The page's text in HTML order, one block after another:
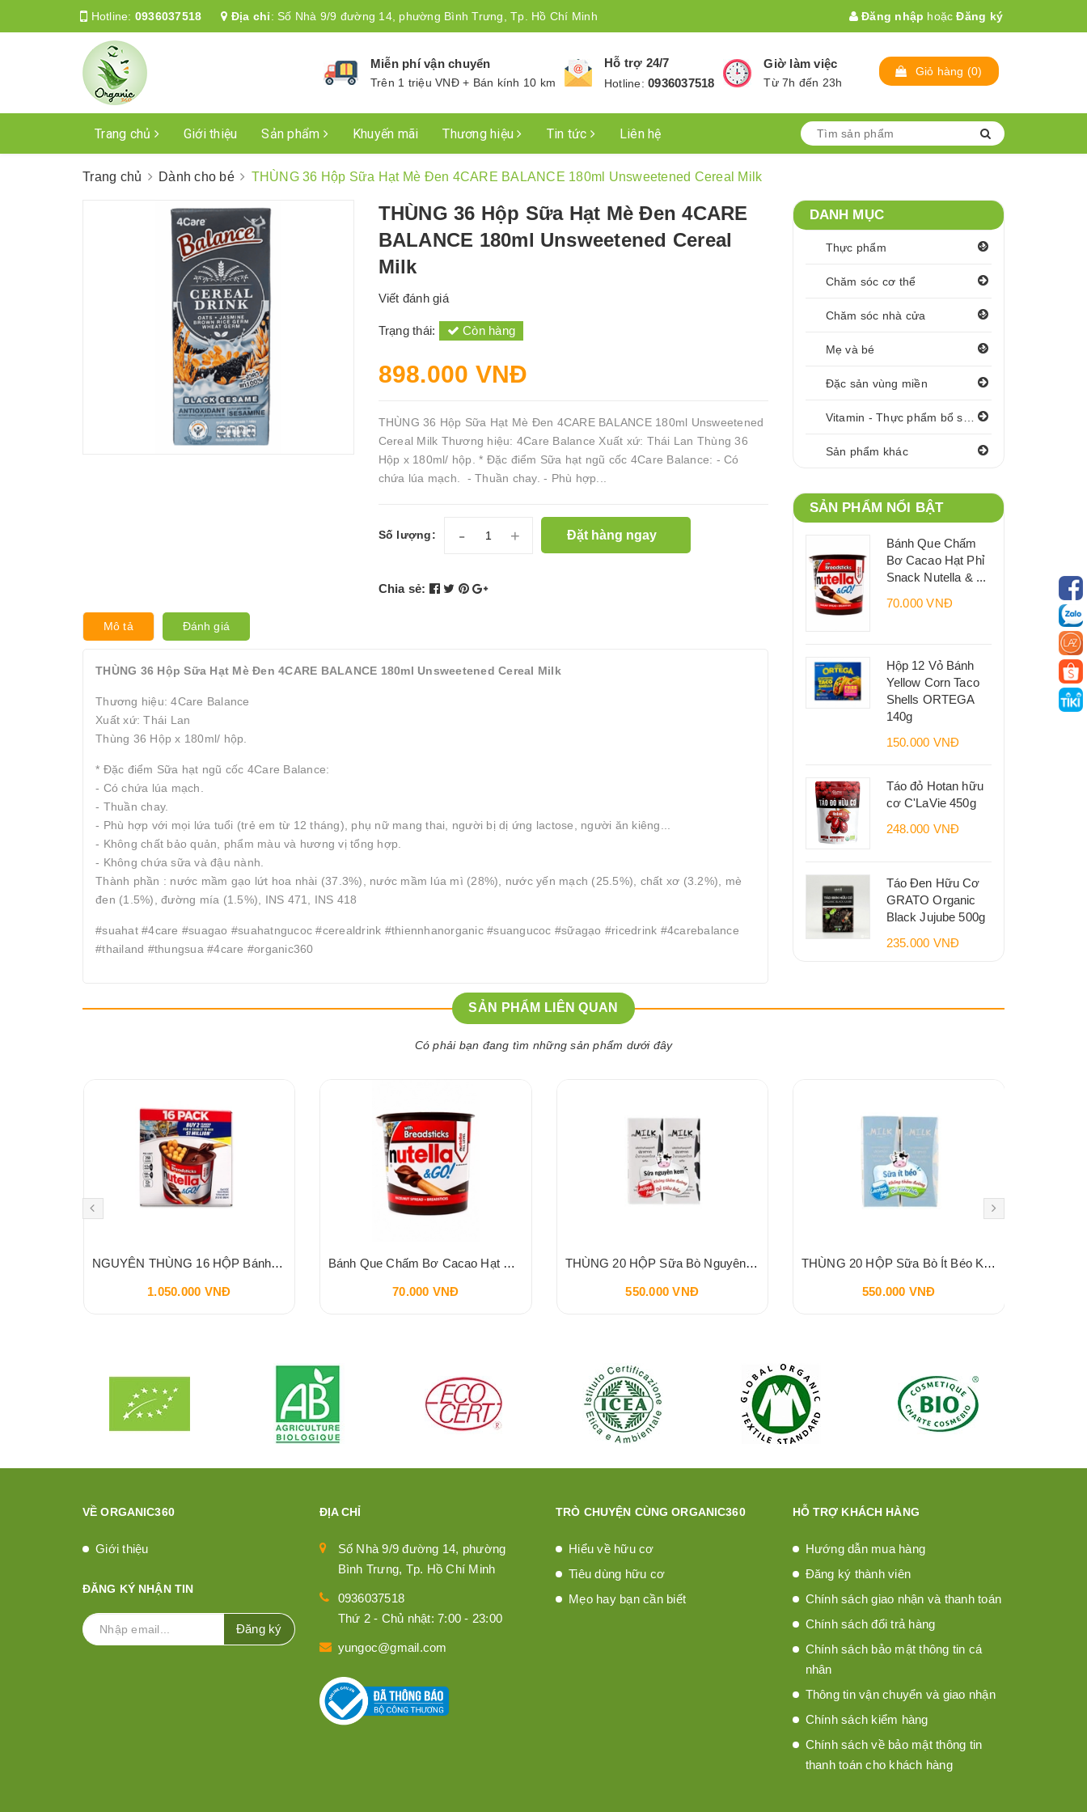
Hotline: 0936037518 Địa chỉ: Số Nhà 9/9 đường 14, phường Bình Trưng, Tp. Hồ Chí Minh Đăng nhập hoặc Đăng ký
Miễn phí vận chuyển
Trên 1 triệu VNĐ + Bán kính 10 km
Hỗ trợ 24/7
Hotline:0936037518
Giờ làm việc
Từ 7h đến 23h
Giỏ hàng (0)
Trang chủ Giới thiệu Sản phẩm Khuyến mãi Thương hiệu Tin tức Liên hệ
Trang chủ Dành cho bé THÙNG 36 Hộp Sữa Hạt Mè Đen 4CARE BALANCE 180ml Unsweetened Cereal Milk
THÙNG 36 Hộp Sữa Hạt Mè Đen 4CARE
BALANCE 180ml Unsweetened Cereal
Milk
Viết đánh giá
Trạng thái: Còn hàng
898.000 VNĐ
THÙNG 36 Hộp Sữa Hạt Mè Đen 4CARE BALANCE 180ml Unsweetened
Cereal Milk Thương hiệu: 4Care Balance Xuất xứ: Thái Lan Thùng 36
Hộp x 180ml/ hộp. * Đặc điểm Sữa hạt ngũ cốc 4Care Balance: - Có
chứa lúa mạch. - Thuần chay. - Phù hợp...
Số lượng: - + Đặt hàng ngay
Chia sẻ:
Mô tả Đánh giá
THÙNG 36 Hộp Sữa Hạt Mè Đen 4CARE BALANCE 180ml Unsweetened Cereal Milk
Thương hiệu: 4Care Balance
Xuất xứ: Thái Lan
Thùng 36 Hộp x 180ml/ hộp.
* Đặc điểm Sữa hạt ngũ cốc 4Care Balance:
- Có chứa lúa mạch.
- Thuần chay.
- Phù hợp với mọi lứa tuổi (trẻ em từ 12 tháng), phụ nữ mang thai, người bị dị ứng lactose, người ăn kiêng...
- Không chất bảo quản, phẩm màu và hương vị tổng hợp.
- Không chứa sữa và đậu nành.
Thành phần : nước mầm gạo lứt hoa nhài (37.3%), nước mầm lúa mì (28%), nước yến mạch (25.5%), chất xơ (3.2%), mè
đen (1.5%), đường mía (1.5%), INS 471, INS 418
#suahat #4care #suagao #suahatngucoc #cerealdrink #thiennhanorganic #suangucoc #sữagạo #ricedrink #4carebalance
#thailand #thungsua #4care #organic360
DANH MỤC
Thực phẩm
Chăm sóc cơ thể
Chăm sóc nhà cửa
Mẹ và bé
Đặc sản vùng miền
Sản phẩm khác
SẢN PHẨM NỔI BẬT
Bánh Que Chấm
Bơ Cacao Hạt Phỉ
Snack Nutella & ...
70.000 VNĐ
Hộp 12 Vỏ Bánh
Yellow Corn Taco
Shells ORTEGA
140g
150.000 VNĐ
Táo đỏ Hotan hữu
cơ C'LaVie 450g
248.000 VNĐ
Táo Đen Hữu Cơ
GRATO Organic
Black Jujube 500g
235.000 VNĐ
SẢN PHẨM LIÊN QUAN
Có phải bạn đang tìm những sản phẩm dưới đây
NGUYÊN THÙNG 16 HỘP Bánh Que Chấm Bơ Cacao Hạt Phỉ Snack Nutella & Go Breadstick 52g
1.050.000 VNĐ
Bánh Que Chấm Bơ Cacao Hạt Phỉ Snack Nutella & Go Breadstick 52g
70.000 VNĐ
THÙNG 20 HỘP Sữa Bò Nguyên Kem Không Lactose MMILK 180ml
550.000 VNĐ
THÙNG 20 HỘP Sữa Bò Ít Béo Không Lactose MMILK 180ml
550.000 VNĐ
VỀ ORGANIC360
Giới thiệu
ĐĂNG KÝ NHẬN TIN
Đăng ký
ĐỊA CHỈ
Số Nhà 9/9 đường 14, phường
Bình Trưng, Tp. Hồ Chí Minh
0936037518
Thứ 2 - Chủ nhật: 7:00 - 23:00
yungoc@gmail.com
TRÒ CHUYỆN CÙNG ORGANIC360
Hiểu về hữu cơ
Tiêu dùng hữu cơ
Mẹo hay bạn cần biết
HỖ TRỢ KHÁCH HÀNG
Hướng dẫn mua hàng
Đăng ký thành viên
Chính sách giao nhận và thanh toán
Chính sách đổi trả hàng
Chính sách bảo mật thông tin cá
nhân
Thông tin vận chuyển và giao nhận
Chính sách kiểm hàng
Chính sách về bảo mật thông tin
thanh toán cho khách hàng